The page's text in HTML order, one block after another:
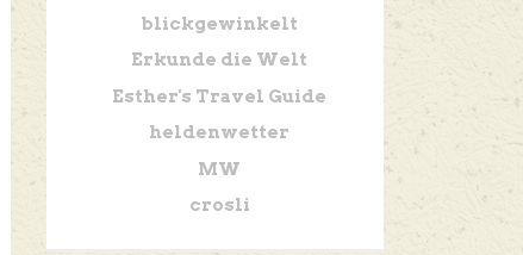
blickgewinkelt
Erkunde die Welt
Esther's Travel Guide
heldenwetter
MW
crosli